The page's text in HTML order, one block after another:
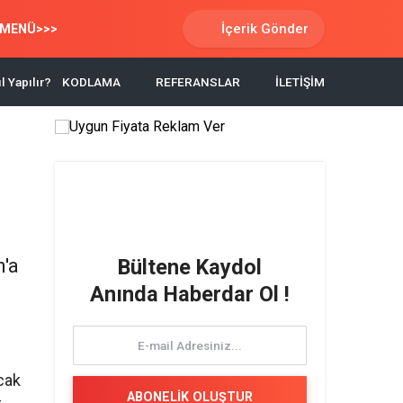
İçerik Gönder
Yapılır? KODLAMA REFERANSLAR İLETİŞİM
Bültene Kaydol
Anında Haberdar Ol !
ABONELİK OLUŞTUR